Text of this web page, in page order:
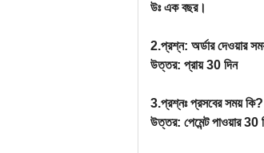
উঃ এক বছর।
2.প্রশ্ন: অর্ডার দেওয়ার
উত্তর: প্রায় 30 দিন
3.প্রশ্নঃ প্রসবের সময় কি?
উত্তর: পেমেন্ট পাওয়ার 30